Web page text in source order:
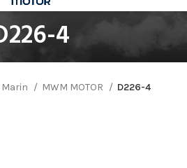
4
MWM MOTOR D226-4